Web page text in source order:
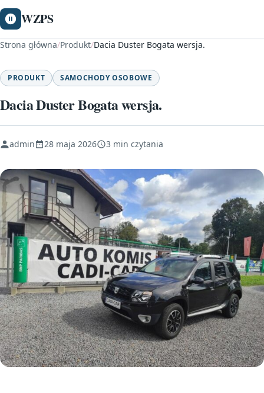
WZPS
Strona główna/Produkt/Dacia Duster Bogata wersja.
PRODUKT SAMOCHODY OSOBOWE
Dacia Duster Bogata wersja.
admin 28 maja 2026 3 min czytania